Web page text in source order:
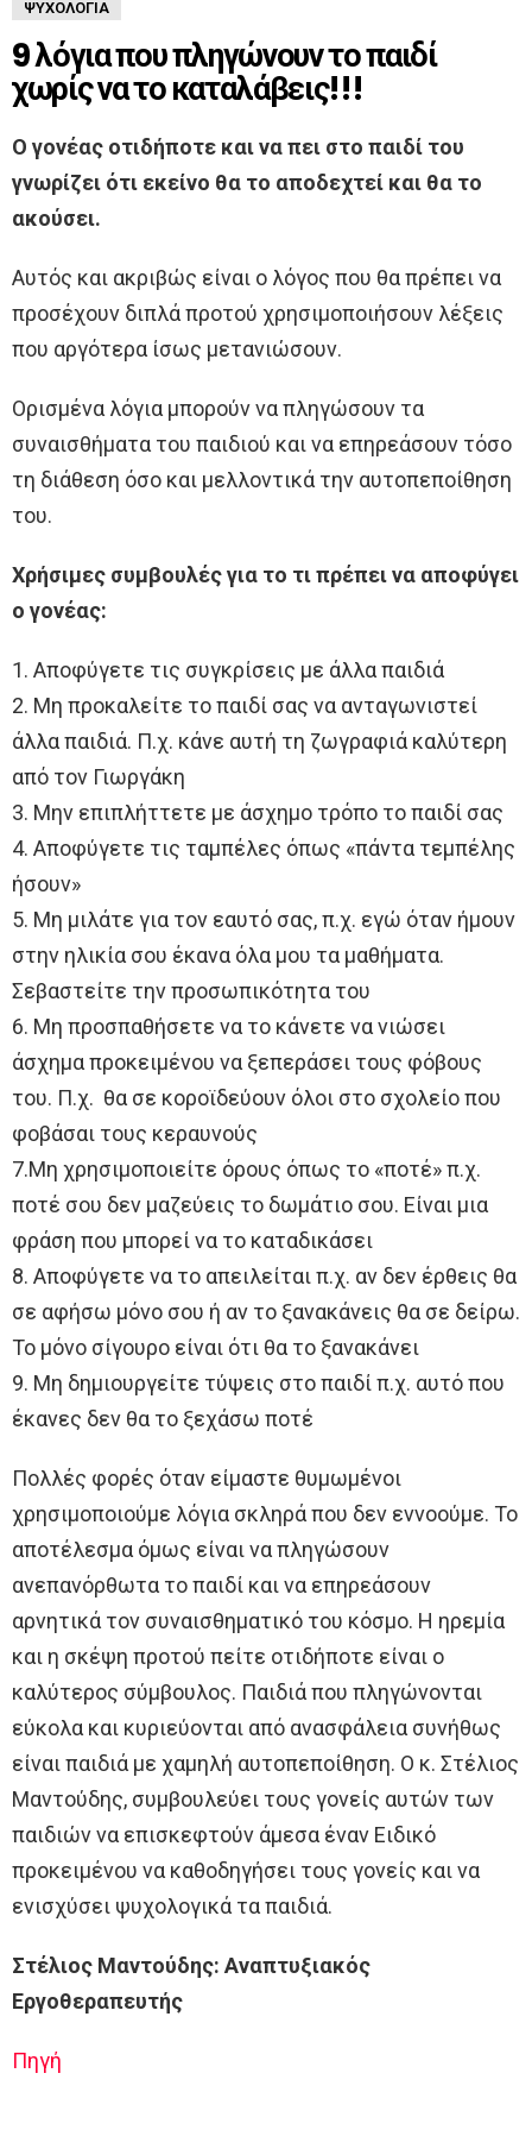
ΨΥΧΟΛΟΓΊΑ
9 λόγια που πληγώνουν το παιδί
χωρίς να το καταλάβεις!!!
Ο γονέας οτιδήποτε και να πει στο παιδί του
γνωρίζει ότι εκείνο θα το αποδεχτεί και θα το
ακούσει.
Αυτός και ακριβώς είναι ο λόγος που θα πρέπει να
προσέχουν διπλά προτού χρησιμοποιήσουν λέξεις
που αργότερα ίσως μετανιώσουν.
Ορισμένα λόγια μπορούν να πληγώσουν τα
συναισθήματα του παιδιού και να επηρεάσουν τόσο
τη διάθεση όσο και μελλοντικά την αυτοπεποίθηση
του.
Χρήσιμες συμβουλές για το τι πρέπει να αποφύγει
ο γονέας:
1. Αποφύγετε τις συγκρίσεις με άλλα παιδιά
2. Μη προκαλείτε το παιδί σας να ανταγωνιστεί
άλλα παιδιά. Π.χ. κάνε αυτή τη ζωγραφιά καλύτερη
από τον Γιωργάκη
3. Μην επιπλήττετε με άσχημο τρόπο το παιδί σας
4. Αποφύγετε τις ταμπέλες όπως «πάντα τεμπέλης
ήσουν»
5. Μη μιλάτε για τον εαυτό σας, π.χ. εγώ όταν ήμουν
στην ηλικία σου έκανα όλα μου τα μαθήματα.
Σεβαστείτε την προσωπικότητα του
6. Μη προσπαθήσετε να το κάνετε να νιώσει
άσχημα προκειμένου να ξεπεράσει τους φόβους
του. Π.χ. θα σε κοροϊδεύουν όλοι στο σχολείο που
φοβάσαι τους κεραυνούς
7.Μη χρησιμοποιείτε όρους όπως το «ποτέ» π.χ.
ποτέ σου δεν μαζεύεις το δωμάτιο σου. Είναι μια
φράση που μπορεί να το καταδικάσει
8. Αποφύγετε να το απειλείται π.χ. αν δεν έρθεις θα
σε αφήσω μόνο σου ή αν το ξανακάνεις θα σε δείρω.
Το μόνο σίγουρο είναι ότι θα το ξανακάνει
9. Μη δημιουργείτε τύψεις στο παιδί π.χ. αυτό που
έκανες δεν θα το ξεχάσω ποτέ
Πολλές φορές όταν είμαστε θυμωμένοι
χρησιμοποιούμε λόγια σκληρά που δεν εννοούμε. Το
αποτέλεσμα όμως είναι να πληγώσουν
ανεπανόρθωτα το παιδί και να επηρεάσουν
αρνητικά τον συναισθηματικό του κόσμο. Η ηρεμία
και η σκέψη προτού πείτε οτιδήποτε είναι ο
καλύτερος σύμβουλος. Παιδιά που πληγώνονται
εύκολα και κυριεύονται από ανασφάλεια συνήθως
είναι παιδιά με χαμηλή αυτοπεποίθηση. Ο κ. Στέλιος
Μαντούδης, συμβουλεύει τους γονείς αυτών των
παιδιών να επισκεφτούν άμεσα έναν Ειδικό
προκειμένου να καθοδηγήσει τους γονείς και να
ενισχύσει ψυχολογικά τα παιδιά.
Στέλιος Μαντούδης: Αναπτυξιακός
Εργοθεραπευτής
Πηγή